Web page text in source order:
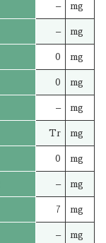
– mg
– mg
0 mg
0 mg
– mg
Tr mg
0 mg
– mg
7 mg
– mg